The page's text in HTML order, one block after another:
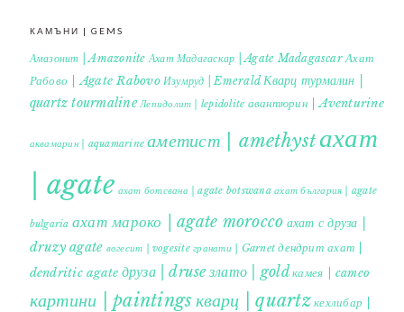
КАМЪНИ | GEMS
Амазонит | Amazonite Ахат Мадагаскар | Agate Madagascar Ахат
Рабово | Agate Rabovo Изумруд | Emerald Кварц турмалин |
quartz tourmaline Лепидолит | lepidolite авантюрин | Aventurine
аквамарин | aquamarine аметист | amethystахат
| agate ахат ботсвана | agate botswana ахат българия | agate
bulgaria ахат мароко | agate morocco ахат с друза |
druzy agate вогесит | vogesite гранати | Garnet дендрит ахат |
dendritic agate друза | druse злато | gold камея | cameo
картини | paintings кварц | quartzкехлибар |